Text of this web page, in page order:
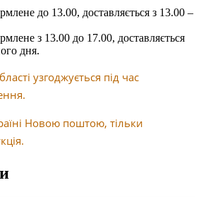
до 13.00, доставляється з 13.00 –
з 13.00 до 17.00, доставляється
дня.
узгоджується під час
Новою поштою, тільки